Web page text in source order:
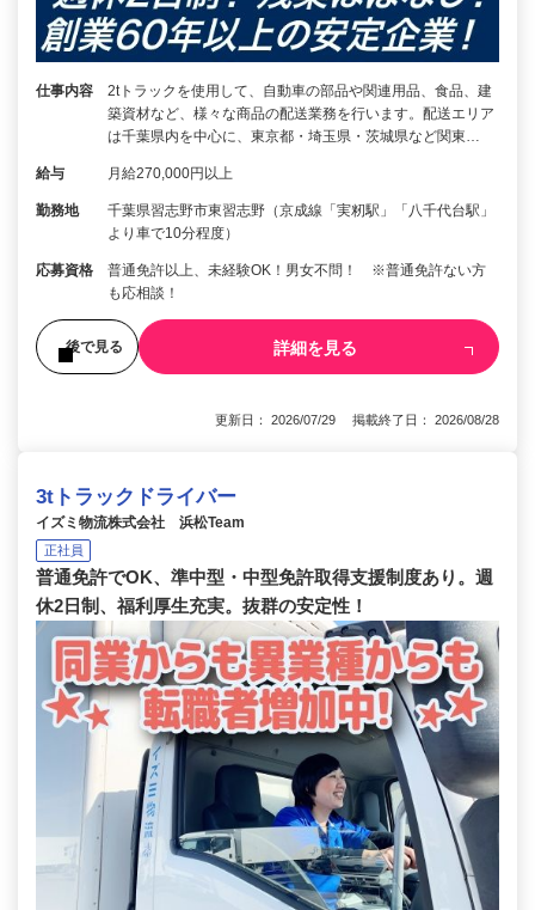
仕事内容
2tトラックを使用して、自動車の部品や関連用品、食品、建
築資材など、様々な商品の配送業務を行います。配送エリア
は千葉県内を中心に、東京都・埼玉県・茨城県など関東…
給与 月給270,000円以上
勤務地
千葉県習志野市東習志野（京成線「実籾駅」「八千代台駅」
より車で10分程度）
応募資格
普通免許以上、未経験OK！男女不問！ ※普通免許ない方
も応相談！
後で見る 詳細を見る
更新日： 2026/07/29 掲載終了日： 2026/08/28
3tトラックドライバー
イズミ物流株式会社 浜松Team
正社員
普通免許でOK、準中型・中型免許取得支援制度あり。週
休2日制、福利厚生充実。抜群の安定性！